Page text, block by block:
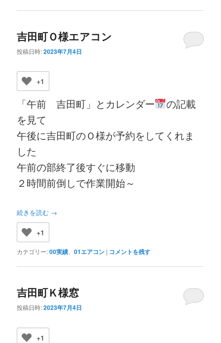
吉田町Ｏ様エアコン
投稿日時:2023年7月4日
+1
「午前 吉田町」とカレンダー
の記載
を見て
午後に吉田町のＯ様が予約をしてくれま
した
午前の部終了後すぐに移動
２時間前倒しで作業開始～
続きを読む →
+1
カテゴリー:00実績 、01エアコン | コメントを残す
吉田町Ｋ様窓
投稿日時:2023年7月4日
+1